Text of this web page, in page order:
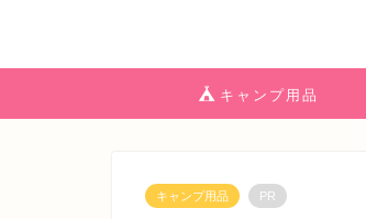
キャンプ用品
キャンプ用品 PR